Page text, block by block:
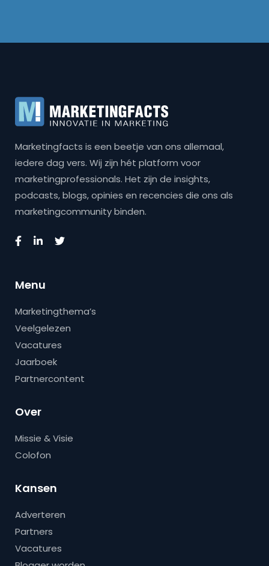
Marketingfacts is een beetje van ons allemaal,
iedere dag vers. Wij zijn hét platform voor
marketingprofessionals. Het zijn de insights,
podcasts, blogs, opinies en recencies die ons als
marketingcommunity binden.
Menu
Marketingthema’s
Veelgelezen
Vacatures
Jaarboek
Partnercontent
Over
Missie & Visie
Colofon
Kansen
Adverteren
Partners
Vacatures